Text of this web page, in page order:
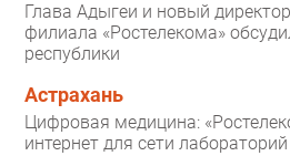
Глава Адыгеи и новый
филиала «Ростелекома»
республики
Астрахань
Цифровая медицина:
интернет для сети